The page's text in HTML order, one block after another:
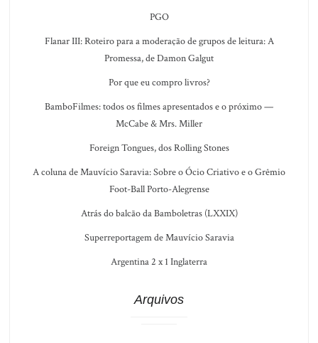
PGO
Flanar III: Roteiro para a moderação de grupos de leitura: A
Promessa, de Damon Galgut
Por que eu compro livros?
BamboFilmes: todos os filmes apresentados e o próximo —
McCabe & Mrs. Miller
Foreign Tongues, dos Rolling Stones
A coluna de Mauvício Saravia: Sobre o Ócio Criativo e o Grêmio
Foot-Ball Porto-Alegrense
Atrás do balcão da Bamboletras (LXXIX)
Superreportagem de Mauvício Saravia
Argentina 2 x 1 Inglaterra
Arquivos